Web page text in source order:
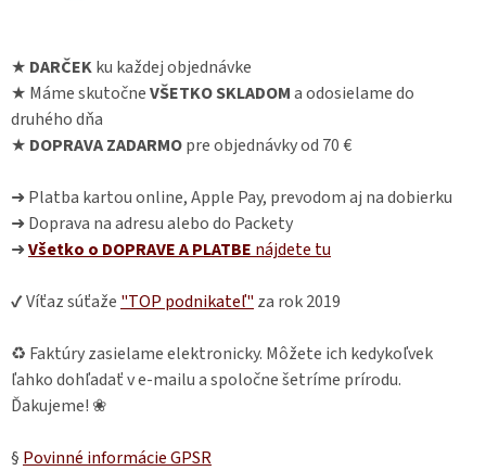
★ DARČEKku každej objednávke
★ Máme skutočneVŠETKO SKLADOMa odosielame do
druhého dňa
★ DOPRAVA ZADARMOpre objednávky od 70 €
➜ Platba kartou online, Apple Pay, prevodom aj na dobierku
➜ Doprava na adresu alebo do Packety
➜Všetko o DOPRAVE A PLATBE nájdete tu
✔ Víťaz súťaže "TOP podnikateľ" za rok 2019
♻ Faktúry zasielame elektronicky. Môžete ich kedykoľvek
ľahko dohľadať v e-mailu a spoločne šetríme prírodu.
Ďakujeme! ❀
§ Povinné informácie GPSR